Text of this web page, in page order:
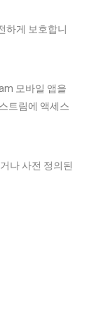
하게 보호합니
모바일 앱을
트림에 액세스
나 사전 정의된